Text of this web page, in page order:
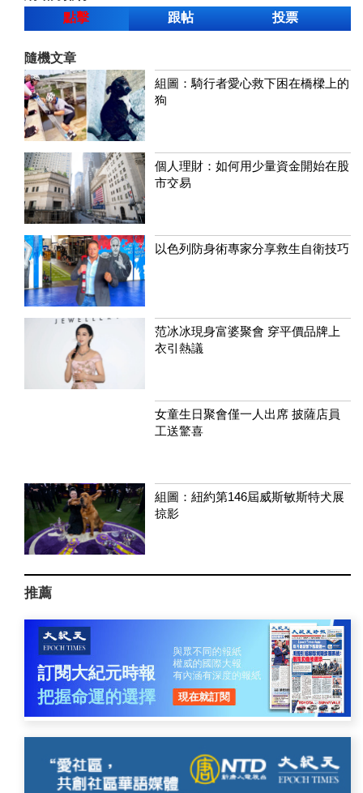
點擊
跟帖 投票
隨機文章
組圖：騎行者愛心救下困在橋樑上的
狗
個人理財：如何用少量資金開始在股
市交易
以色列防身術專家分享救生自衛技巧
范冰冰現身富婆聚會 穿平價品牌上
衣引熱議
女童生日聚會僅一人出席 披薩店員
工送驚喜
組圖：紐約第146屆威斯敏斯特犬展
掠影
推薦